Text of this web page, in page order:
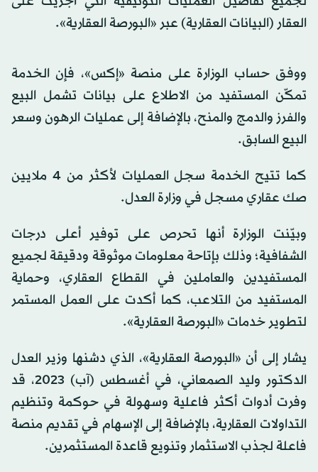
العقار (البيانات العقارية) عبر «البورصة العقارية».
ووفق حساب الوزارة على منصة «إكس»، فإن الخدمة
تمكّن المستفيد من الاطلاع على بيانات تشمل البيع
والفرز والدمج والمنح، بالإضافة إلى عمليات الرهون وسعر
البيع السابق.
كما تتيح الخدمة سجل العمليات لأكثر من 4 ملايين
صك عقاري مسجل في وزارة العدل.
وبيّنت الوزارة أنها تحرص على توفير أعلى درجات
الشفافية؛ وذلك بإتاحة معلومات موثوقة ودقيقة لجميع
المستفيدين والعاملين في القطاع العقاري، وحماية
المستفيد من التلاعب، كما أكدت على العمل المستمر
لتطوير خدمات «البورصة العقارية».
يشار إلى أن «البورصة العقارية»، الذي دشنها وزير العدل
الدكتور وليد الصمعاني، في أغسطس (آب) 2023، قد
وفرت أدوات أكثر فاعلية وسهولة في حوكمة وتنظيم
التداولات العقارية، بالإضافة إلى الإسهام في تقديم منصة
فاعلة لجذب الاستثمار وتنويع قاعدة المستثمرين.